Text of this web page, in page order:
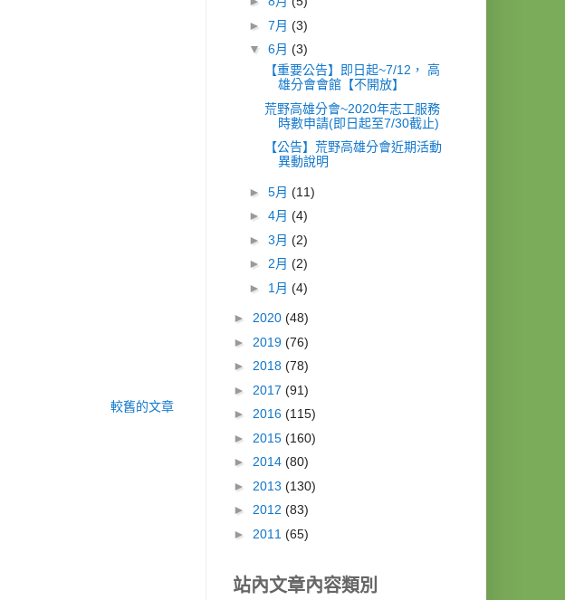
較舊的文章
► 7月 (3)
▼ 6月 (3)
【重要公告】即日起~7/12， 高
雄分會會館【不開放】
荒野高雄分會~2020年志工服務
時數申請(即日起至7/30截止)
【公告】荒野高雄分會近期活動
異動說明
► 5月 (11)
► 4月 (4)
► 3月 (2)
► 2月 (2)
► 1月 (4)
► 2020 (48)
► 2019 (76)
► 2018 (78)
► 2017 (91)
► 2016 (115)
► 2015 (160)
► 2014 (80)
► 2013 (130)
► 2012 (83)
► 2011 (65)
站內文章內容類別